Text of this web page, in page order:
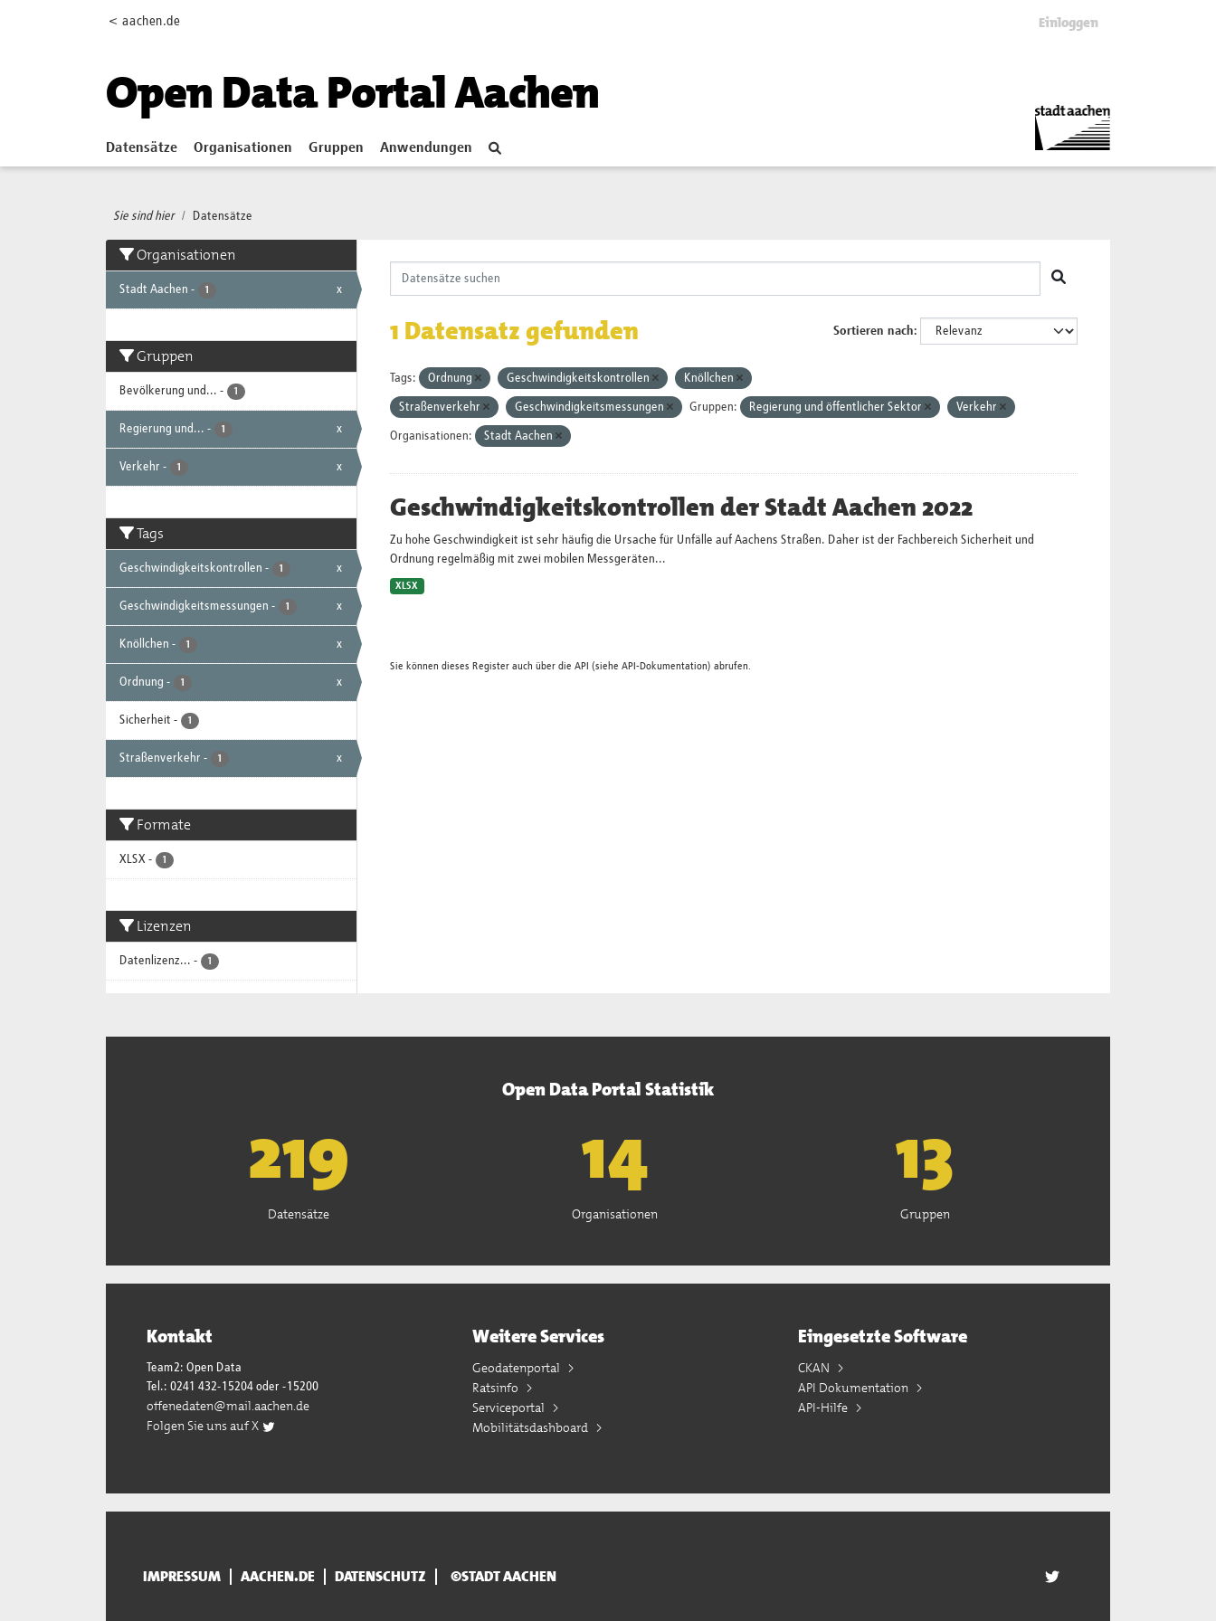
< aachen.de Einloggen
Open Data Portal Aachen
Datensätze Organisationen Gruppen Anwendungen
Sie sind hier Datensätze
Organisationen
Stadt Aachen - 1 x
Gruppen
Bevölkerung und... - 1
Regierung und... - 1 x
Verkehr - 1 x
Tags
Geschwindigkeitskontrollen - 1 x
Geschwindigkeitsmessungen - 1 x
Knöllchen - 1 x
Ordnung - 1 x
Sicherheit - 1
Straßenverkehr - 1 x
Formate
XLSX - 1
Lizenzen
Datenlizenz... - 1
Sortieren nach
1 Datensatz gefunden
Tags: Ordnung Geschwindigkeitskontrollen Knöllchen
Straßenverkehr Geschwindigkeitsmessungen Gruppen: Regierung und öffentlicher Sektor Verkehr
Organisationen: Stadt Aachen
Geschwindigkeitskontrollen der Stadt Aachen 2022
Zu hohe Geschwindigkeit ist sehr häufig die Ursache für Unfälle auf Aachens Straßen. Daher ist der Fachbereich Sicherheit und
Ordnung regelmäßig mit zwei mobilen Messgeräten...
XLSX
Sie können dieses Register auch über die API (siehe API-Dokumentation) abrufen.
Open Data Portal Statistik
222
Datensätze
15
Organisationen
13
Gruppen
Kontakt
Team2: Open Data
Tel.: 0241 432-15204 oder -15200
offenedaten@mail.aachen.de
Folgen Sie uns auf X
Weitere Services
Geodatenportal
Ratsinfo
Serviceportal
Mobilitätsdashboard
Eingesetzte Software
CKAN
API Dokumentation
API-Hilfe
IMPRESSUM AACHEN.DE DATENSCHUTZ ©STADT AACHEN